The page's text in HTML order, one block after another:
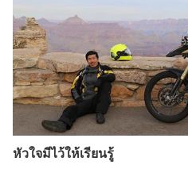
หัวใจมีไว้ให้เรียนรู้